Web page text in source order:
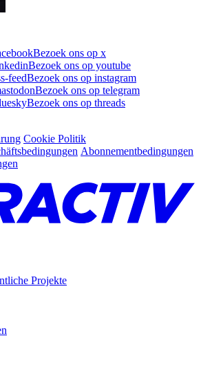
Bezoek ons op x
Bezoek ons op youtube
feedBezoek ons op instagram
Bezoek ons op telegram
Bezoek ons op threads
Cookie Politik
Abonnementbedingungen
Projekte